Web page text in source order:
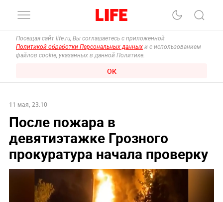
Посещая сайт life.ru, Вы соглашаетесь с приложенной
Политикой обработки Персональных данных и с использованием
файлов cookie, указанных в данной Политике.
ОК
11 мая, 23:10
После пожара в
девятиэтажке Грозного
прокуратура начала проверку